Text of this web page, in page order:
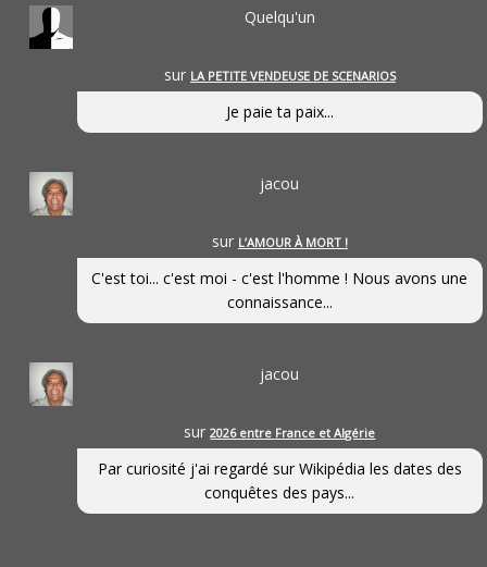
Quelqu'un
sur LA PETITE VENDEUSE DE SCENARIOS
Je paie ta paix...
jacou
sur L’AMOUR À MORT !
C'est toi... c'est moi - c'est l'homme ! Nous avons une
connaissance...
jacou
sur2026 entre France et Algérie
Par curiosité j'ai regardé sur Wikipédia les dates des
conquêtes des pays...